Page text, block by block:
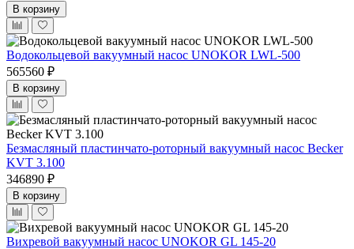
В корзину
Водокольцевой вакуумный насос UNOKOR LWL-500
565560 ₽
В корзину
Безмасляный пластинчато-роторный вакуумный насос Becker
KVT 3.100
346890 ₽
В корзину
Вихревой вакуумный насос UNOKOR GL 145-20